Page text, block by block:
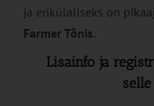
ja erikülaliseks on
Farmer Tõnis.
Lisainfo ja
selle